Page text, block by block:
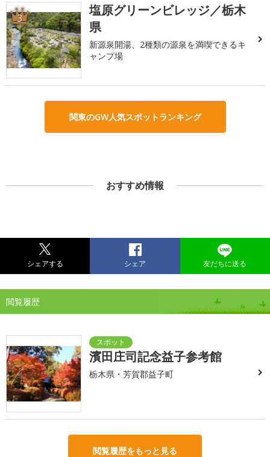
3
塩原グリーンビレッジ／栃木
県
新源泉開湯、2種類の源泉を満喫できるキ
ャンプ場
関東のGW人気スポットランキング
おすすめ情報
シェアする シェア 友だちに送る
閲覧履歴
濱田庄司記念益子参考館
栃木県・芳賀郡益子町
閲覧履歴をもっと見る